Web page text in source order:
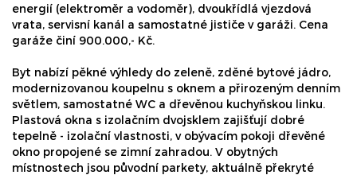
energií (elektroměr a vodoměr), dvoukřídlá vjezdová
vrata, servisní kanál a samostatné jističe v garáži. Cena
garáže činí 900.000,- Kč.
Byt nabízí pěkné výhledy do zeleně, zděné bytové jádro,
modernizovanou koupelnu s oknem a přirozeným denním
světlem, samostatné WC a dřevěnou kuchyňskou linku.
Plastová okna s izolačním dvojsklem zajišťují dobré
tepelně - izolační vlastnosti, v obývacím pokoji dřevěné
okno propojené se zimní zahradou. V obytných
místnostech jsou původní parkety, aktuálně překryté